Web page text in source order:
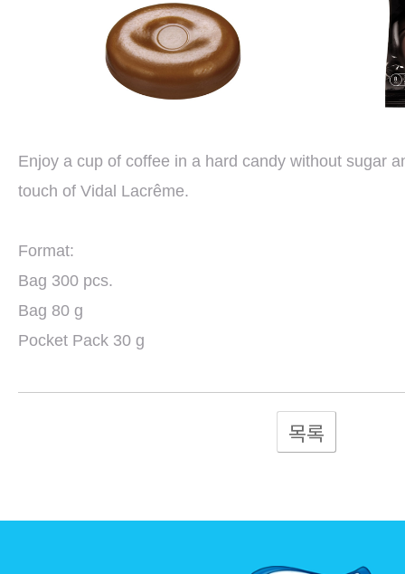
Enjoy a cup of coffee in a hard candy without sugar
touch of Vidal Lacrême.
Format:
Bag 300 pcs.
Bag 80 g
Pocket Pack 30 g
목록